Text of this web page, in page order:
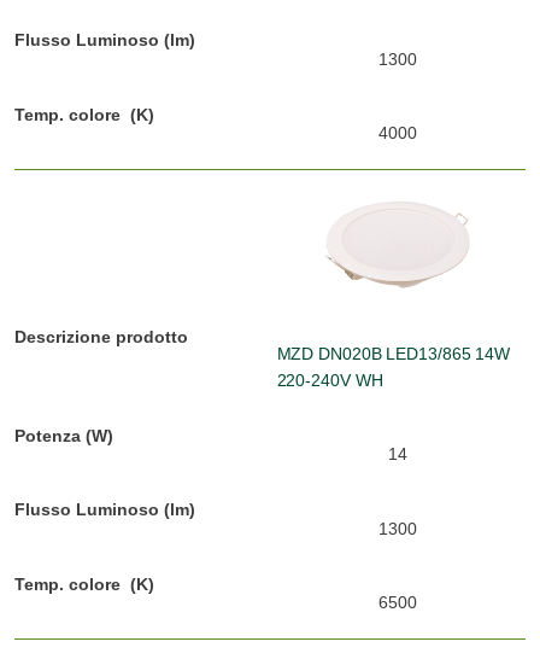
1300
4000
MZD DN020B LED13/865 14W
220-240V WH
14
1300
6500